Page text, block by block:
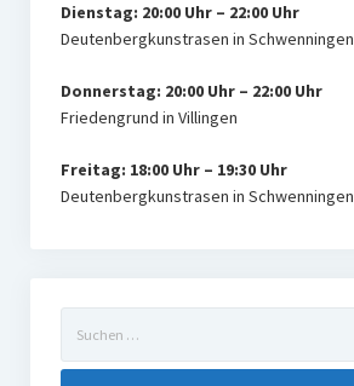
Dienstag: 20:00 Uhr – 22:00 Uhr
Deutenbergkunstrasen in Schwenningen
Donnerstag: 20:00 Uhr – 22:00 Uhr
Friedengrund in Villingen
Freitag: 18:00 Uhr – 19:30 Uhr
Deutenbergkunstrasen in Schwenningen
nach: